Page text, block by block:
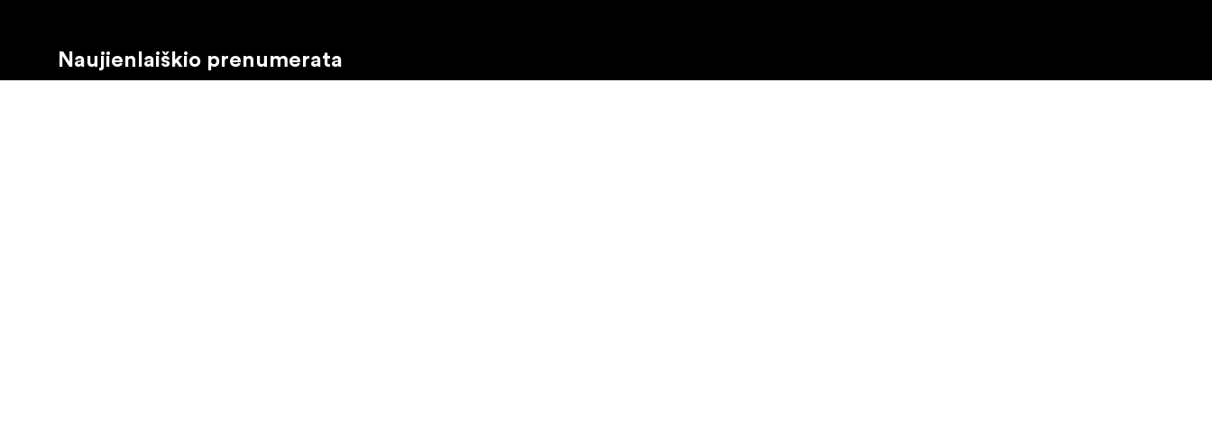
Naujienlaiškio prenumerata